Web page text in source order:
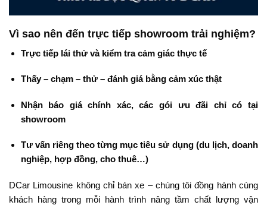
Vì sao nên đến trực tiếp showroom trải nghiệm?
Trực tiếp lái thử và kiểm tra cảm giác thực tế
Thấy – chạm – thử – đánh giá bằng cảm xúc thật
Nhận báo giá chính xác, các gói ưu đãi chỉ có tại
showroom
Tư vấn riêng theo từng mục tiêu sử dụng (du lịch, doanh
nghiệp, hợp đồng, cho thuê…)
DCar Limousine không chỉ bán xe – chúng tôi đồng hành cùng
khách hàng trong mỗi hành trình nâng tầm chất lượng vận